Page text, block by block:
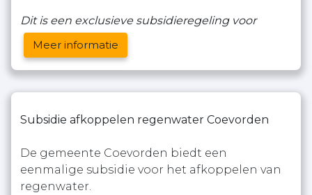
Dit is een exclusieve subsidieregeling voor
Meer informatie
Subsidie afkoppelen regenwater Coevorden
De gemeente Coevorden biedt een
eenmalige subsidie voor het afkoppelen van
regenwater.